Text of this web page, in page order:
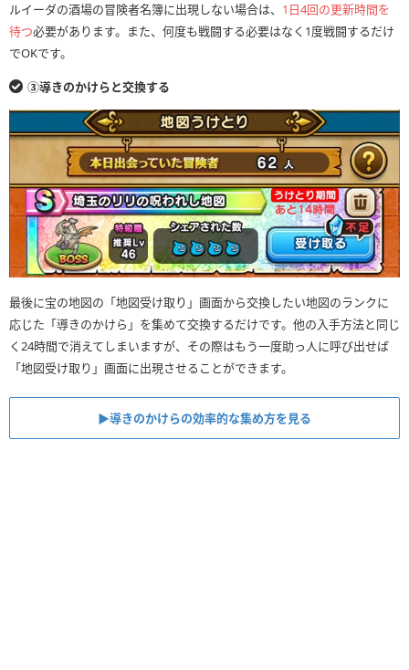
ルイーダの酒場の冒険者名簿に出現しない場合は、 1日4回の更新時間を
待つ必要があります。また、何度も戦闘する必要はなく1度戦闘するだけ
でOKです。
③導きのかけらと交換する
最後に宝の地図の「地図受け取り」画面から交換したい地図のランクに
応じた「導きのかけら」を集めて交換するだけです。他の入手方法と同じ
く24時間で消えてしまいますが、その際はもう一度助っ人に呼び出せば
「地図受け取り」画面に出現させることができます。
▶︎導きのかけらの効率的な集め方を見る